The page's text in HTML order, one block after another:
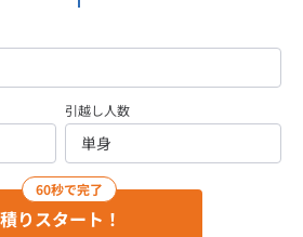
用のお客さま 企業情報
引越し人数
60秒で完了
りスタート！